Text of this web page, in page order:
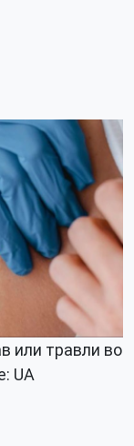
или травли во
UA